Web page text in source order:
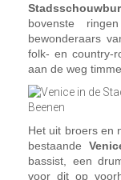
bovenste
bewonderaars
folk- en country-
aan de weg
Het uit broers en
bestaande
bassist, een
voor dit op